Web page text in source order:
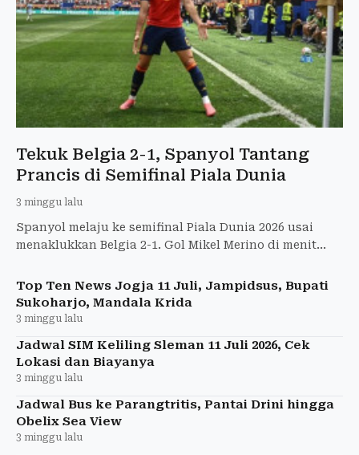
Tekuk Belgia 2-1, Spanyol Tantang
Prancis di Semifinal Piala Dunia
3 minggu lalu
Spanyol melaju ke semifinal Piala Dunia 2026 usai
menaklukkan Belgia 2-1. Gol Mikel Merino di menit
Top Ten News Jogja 11 Juli, Jampidsus, Bupati
Sukoharjo, Mandala Krida
3 minggu lalu
Jadwal SIM Keliling Sleman 11 Juli 2026, Cek
Lokasi dan Biayanya
3 minggu lalu
Jadwal Bus ke Parangtritis, Pantai Drini hingga
Obelix Sea View
3 minggu lalu